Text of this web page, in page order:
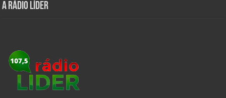
A Rádio Líder